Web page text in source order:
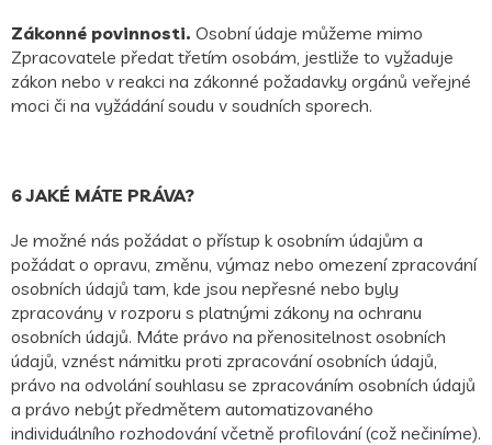
Zákonné povinnosti. Osobní údaje můžeme mimo
Zpracovatele předat třetím osobám, jestliže to vyžaduje
zákon nebo v reakci na zákonné požadavky orgánů veřejné
moci či na vyžádání soudu v soudních sporech.
6 JAKÉ MÁTE PRÁVA?
Je možné nás požádat o přístup k osobním údajům a
požádat o opravu, změnu, výmaz nebo omezení zpracování
osobních údajů tam, kde jsou nepřesné nebo byly
zpracovány v rozporu s platnými zákony na ochranu
osobních údajů. Máte právo na přenositelnost osobních
údajů, vznést námitku proti zpracování osobních údajů,
právo na odvolání souhlasu se zpracováním osobních údajů
a právo nebýt předmětem automatizovaného
individuálního rozhodování včetně profilování (což nečiníme).